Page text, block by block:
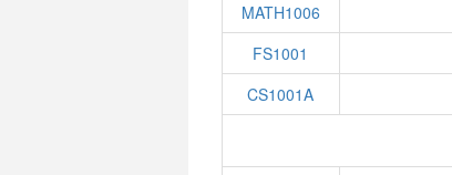
MATH1006
FS1001
CS1001A